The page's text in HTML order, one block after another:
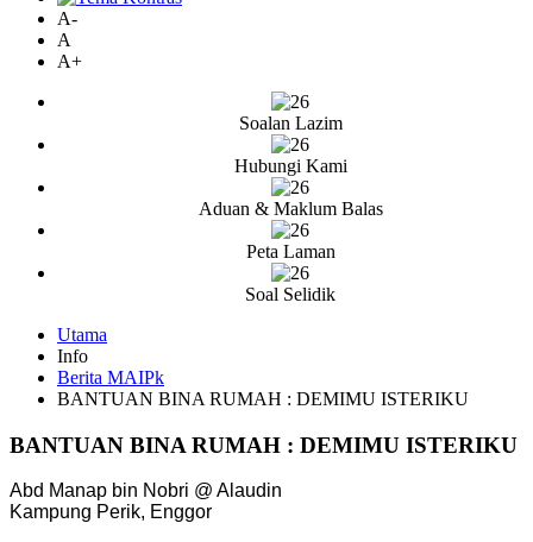
A-
A
A+
Soalan Lazim
Hubungi Kami
Aduan & Maklum Balas
Peta Laman
Soal Selidik
Utama
Info
Berita MAIPk
BANTUAN BINA RUMAH : DEMIMU ISTERIKU
BANTUAN BINA RUMAH : DEMIMU ISTERIKU
Abd Manap bin Nobri @ Alaudin
Kampung Perik, Enggor